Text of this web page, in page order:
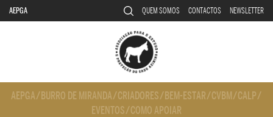
AEPGA QUEM SOMOS CONTACTOS NEWSLETTER
AEPGA/ BURRO DE MIRANDA/CRIADORES/ BEM-ESTAR/CVBM/CALP/
EVENTOS/COMO APOIAR